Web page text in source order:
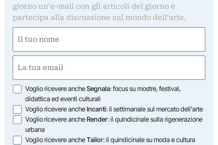
giorno un'e-mail con gli articoli del giorno e
partecipa alla discussione sul mondo dell'arte.
(Required)
First
(Required)
Opzioni
Voglio ricevere ancheSegnala: focus su mostre, festival,
didattica ed eventi culturali
Voglio ricevere ancheIncanti: il settimanale sul mercato dell'arte
Voglio ricevere ancheRender: il quindicinale sulla rigenerazione
urbana
Voglio ricevere ancheTailor: il quindicinale su moda e cultura